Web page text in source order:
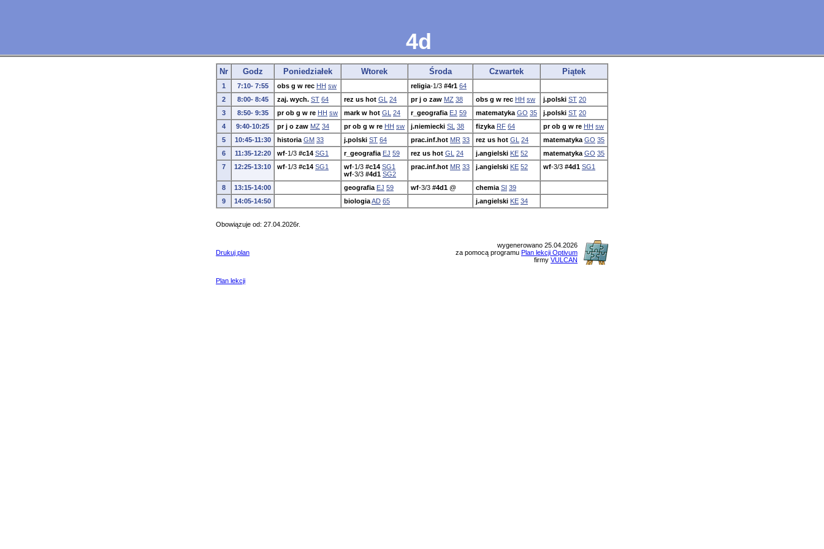
4d
Nr Godz Poniedziałek Wtorek Środa Czwartek Piątek
1 7:10- 7:55 obs g w rec HH sw religia-1/3 #4r1 64
2
8:00- 8:45 zaj. wych. ST 64 rez us hot GL 24 pr j o zaw MZ 38 obs g w rec HH sw j.polski ST 20
3
8:50- 9:35 pr ob g w re HH sw mark w hot GL 24 r_geografia EJ 59 matematyka GO 35 j.polski ST 20
4
9:40-10:25 pr j o zaw MZ 34 pr ob g w re HH sw j.niemiecki SL 38 fizyka RF 64 pr ob g w re HH sw
5
10:45-11:30 historia GM 33 j.polski ST 64 prac.inf.hot MR 33 rez us hot GL 24 matematyka GO 35
6
11:35-12:20 wf-1/3 #c14 SG1 r_geografia EJ 59 rez us hot GL 24 j.angielski KE 52 matematyka GO 35
7
12:25-13:10 wf-1/3 #c14 SG1 wf-1/3 #c14 SG1
wf-3/3 #4d1 SG2
prac.inf.hot MR 33 j.angielski KE 52 wf-3/3 #4d1 SG1
8 13:15-14:00 geografia EJ 59 wf-3/3 #4d1 @ chemia SI 39
9
14:05-14:50 biologiaAD 65 j.angielski KE 34
Obowiązuje od: 27.04.2026r.
Drukuj plan
wygenerowano 25.04.2026
za pomocą programu Plan lekcji Optivum
firmy VULCAN
Plan lekcji